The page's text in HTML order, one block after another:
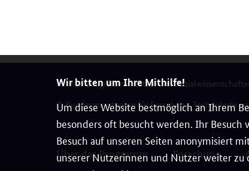
Wir bitten um Ihre Mithilfe!
Um diese Website bestmöglich an Ihrem
besonders oft besucht werden. Ihr
Besuch auf unseren Seiten anonymisiert
unserer Nutzerinnen und Nutzer weiter
Rahmenprogramm Geistes- und
© Bundesministerium für Forschung, Technologie
Über das Programm Forschung